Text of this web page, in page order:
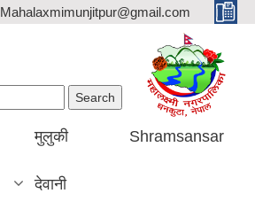
Mahalaxmimunjitpur@gmail.com
मुलुकी
देवानी
Shramsansar